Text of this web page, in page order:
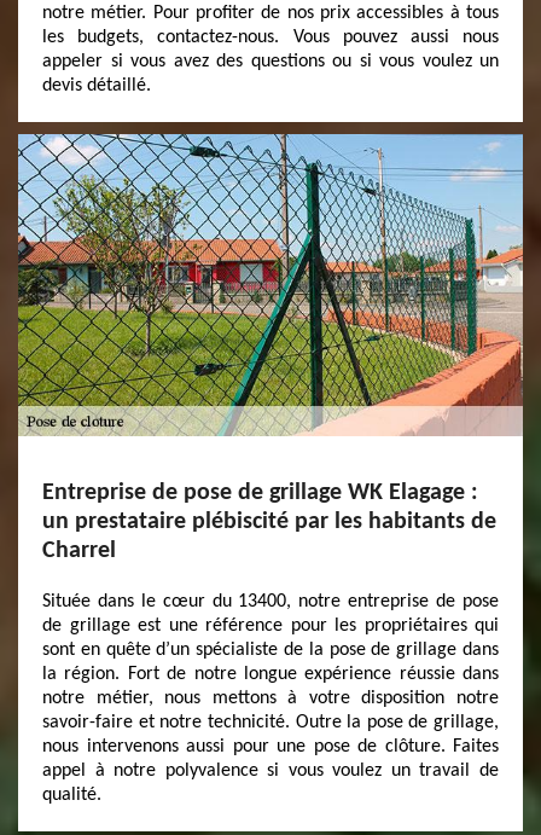
notre métier. Pour profiter de nos prix accessibles à tous
les budgets, contactez-nous. Vous pouvez aussi nous
appeler si vous avez des questions ou si vous voulez un
devis détaillé.
Entreprise de pose de grillage WK Elagage :
un prestataire plébiscité par les habitants de
Charrel
Située dans le cœur du 13400, notre entreprise de pose
de grillage est une référence pour les propriétaires qui
sont en quête d’un spécialiste de la pose de grillage dans
la région. Fort de notre longue expérience réussie dans
notre métier, nous mettons à votre disposition notre
savoir-faire et notre technicité. Outre la pose de grillage,
nous intervenons aussi pour une pose de clôture. Faites
appel à notre polyvalence si vous voulez un travail de
qualité.